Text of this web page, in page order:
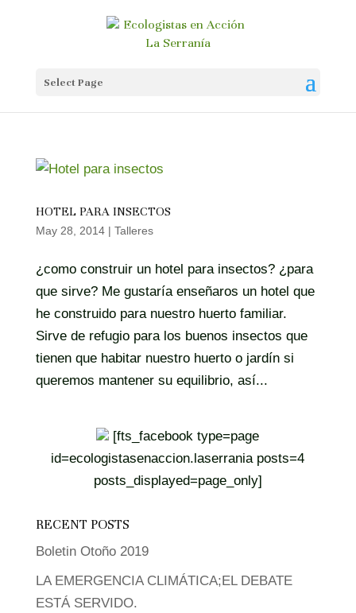
Select Page
HOTEL PARA INSECTOS
May 28, 2014| Talleres
¿como construir un hotel para insectos? ¿para
que sirve? Me gustaría enseñaros un hotel que
he construido para nuestro huerto familiar.
Sirve de refugio para los buenos insectos que
tienen que habitar nuestro huerto o jardín si
queremos mantener su equilibrio, así...
[fts_facebook type=page
id=ecologistasenaccion.laserrania posts=4
posts_displayed=page_only]
RECENT POSTS
Boletin Otoño 2019
LA EMERGENCIA CLIMÁTICA;EL DEBATE
ESTÁ SERVIDO.